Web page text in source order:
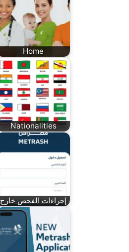
Home
Nationalities
إجراءات الفحص خارج